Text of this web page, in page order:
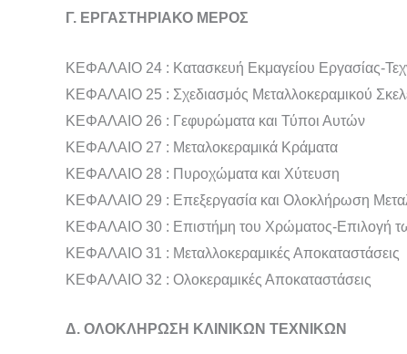
Γ. ΕΡΓΑΣΤΗΡΙΑΚΟ ΜΕΡΟΣ
ΚΕΦΑΛΑΙΟ 24 : Κατασκευή Εκμαγείου Εργασίας-
ΚΕΦΑΛΑΙΟ 25 : Σχεδιασμός Μεταλλοκεραμικού
ΚΕΦΑΛΑΙΟ 26 : Γεφυρώματα και Τύποι Αυτών
ΚΕΦΑΛΑΙΟ 27 : Μεταλοκεραμικά Κράματα
ΚΕΦΑΛΑΙΟ 28 : Πυροχώματα και Χύτευση
ΚΕΦΑΛΑΙΟ 29 : Επεξεργασία και Ολοκλήρωση
ΚΕΦΑΛΑΙΟ 30 : Επιστήμη του Χρώματος-Επιλογή
ΚΕΦΑΛΑΙΟ 31 : Μεταλλοκεραμικές Αποκαταστάσεις
ΚΕΦΑΛΑΙΟ 32 : Ολοκεραμικές Αποκαταστάσεις
Δ. ΟΛΟΚΛΗΡΩΣΗ ΚΛΙΝΙΚΩΝ ΤΕΧΝΙΚΩΝ